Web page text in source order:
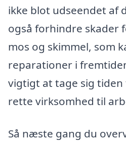
ikke blot udseendet af
også forhindre skader
mos og skimmel, som
reparationer i
vigtigt at tage sig
rette virksomhed til
Så næste gang du